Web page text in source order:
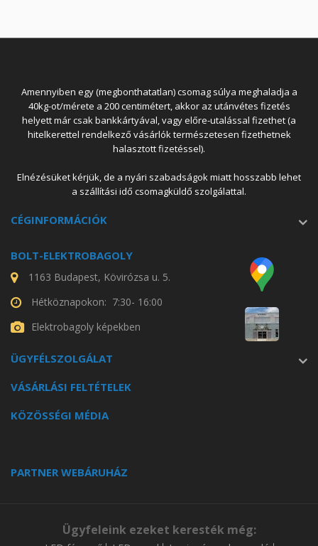
Amennyiben egy (megbonthatatlan) csomag súlya meghaladja a
40kg-ot/mérete a 200 centimétert, akkor az utánvétes fizetés
helyett már csak bankkártyával, vagy előre-utalással fizethet (a
hitelkerettel rendelkező vásárlók természetesen fizethetnek
halasztott fizetéssel).
Elnézésüket kérjük, de a nyári szabadságok miatt hosszabb lehet
a szállítási idő csomagküldő szolgálattal.
CÉGINFORMÁCIÓK
BOLT-ELEKTROBAGOLY
1163 Budapest, Kövirózsa u. 5.
Hétköznapokon: 7:30- 16:00
Elektrobagoly képekben
ÜGYFÉLSZOLGÁLAT
VÁSÁRLÁSI FELTÉTELEK
KÖZÖSSÉGI MÉDIA
PARTNER WEBÁRUHÁZ
Ügyfeleink ezeket keresték még: